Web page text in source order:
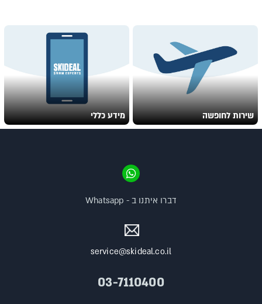
שירות לחופשה מידע כללי
service@skideal.co.il
03-7110400
דברו איתנו ב - Whatsapp